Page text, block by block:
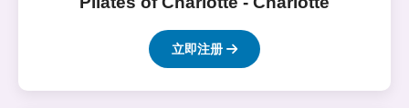
立即注册